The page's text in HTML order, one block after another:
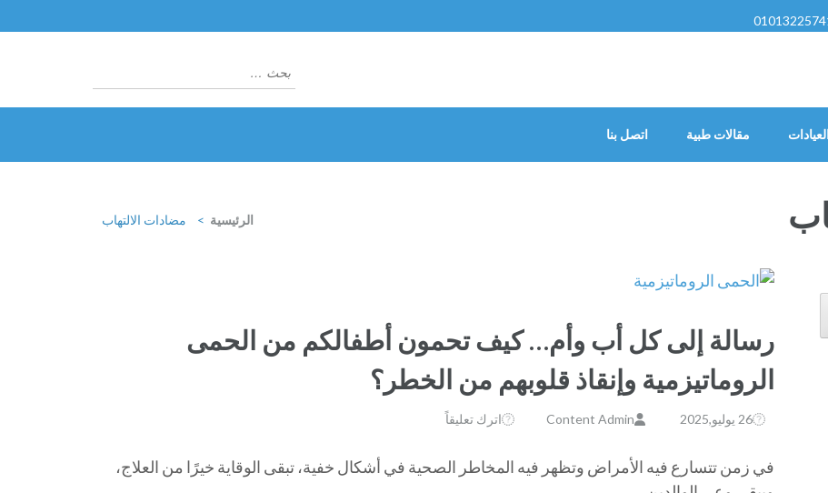
البحث
عن:
مقالات طبية اتصل بنا
الرئيسية > مضادات الالتهاب
رسالة إلى كل أب وأم… كيف تحمون أطفالكم من الحمى
الروماتيزمية وإنقاذ قلوبهم من الخطر؟
26 يوليو,2025 Content Admin اترك تعليقاً
في زمن تتسارع فيه الأمراض وتظهر فيه المخاطر الصحية في أشكال خفية، تبقى الوقاية خيرًا من العلاج،